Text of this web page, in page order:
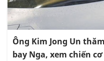
Ông Kim Jong Un
bay Nga, xem chiến